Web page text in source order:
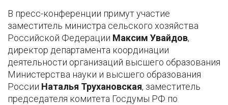
В пресс-конференции примут участие
заместитель министра сельского хозяйства
Российской Федерации Максим Увайдов,
директор департамента координации
деятельности организаций высшего образования
Министерства науки и высшего образования
России Наталья Трухановская, заместитель
председателя комитета Госдумы РФ по